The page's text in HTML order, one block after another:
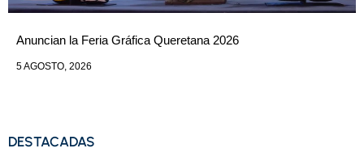
Anuncian la Feria Gráfica Queretana 2026
5 AGOSTO, 2026
DESTACADAS